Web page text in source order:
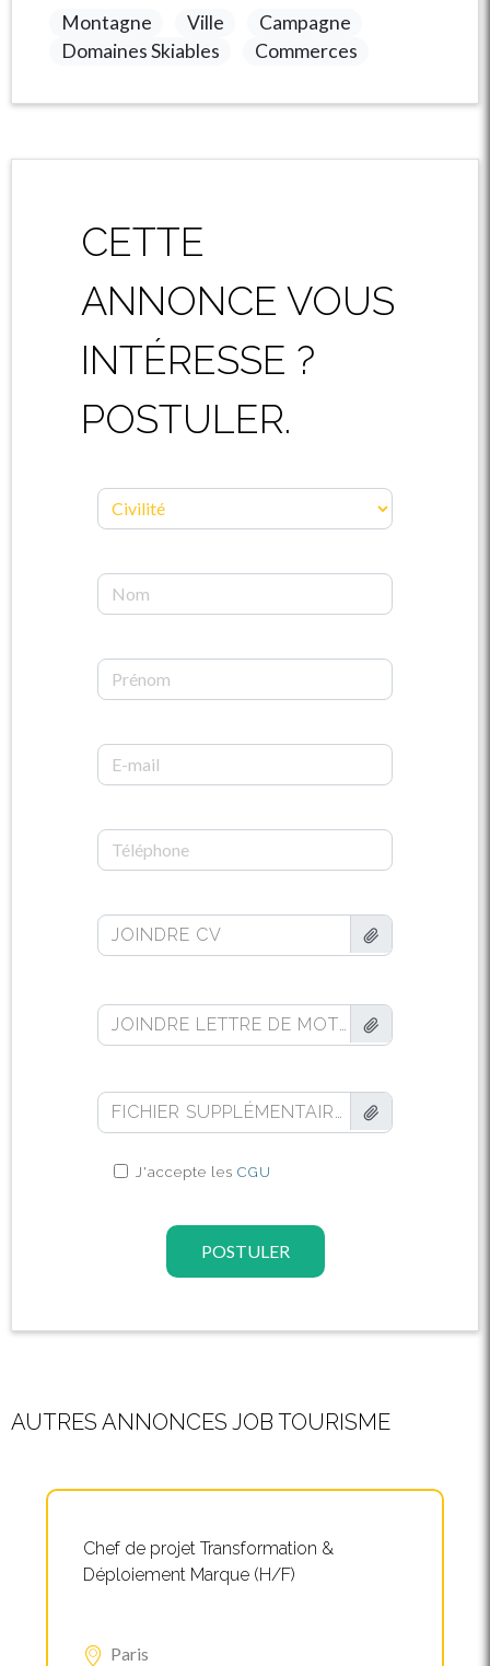
Montagne Ville
Campagne
Domaines Skiables
Commerces
CETTE
ANNONCE VOUS
INTÉRESSE ?
POSTULER.
JOINDRE CV
J'accepte les CGU
POSTULER
AUTRES ANNONCES JOB TOURISME
Chef de projet Transformation &
Déploiement Marque (H/F)
Paris